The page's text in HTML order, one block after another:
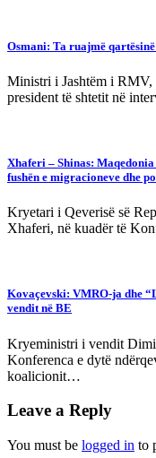
Osmani: Ta ruajmë
Ministri i Jashtëm i RMV,
president të shtetit në
Xhaferi – Shinas:
fushën e migracioneve dhe
Kryetari i Qeverisë së
Xhaferi, në kuadër të
Kovaçevski: VMRO-ja dhe
vendit në BE
Kryeministri i vendit
Konferenca e dytë
koalicionit…
Leave a Reply
You must be logged in to